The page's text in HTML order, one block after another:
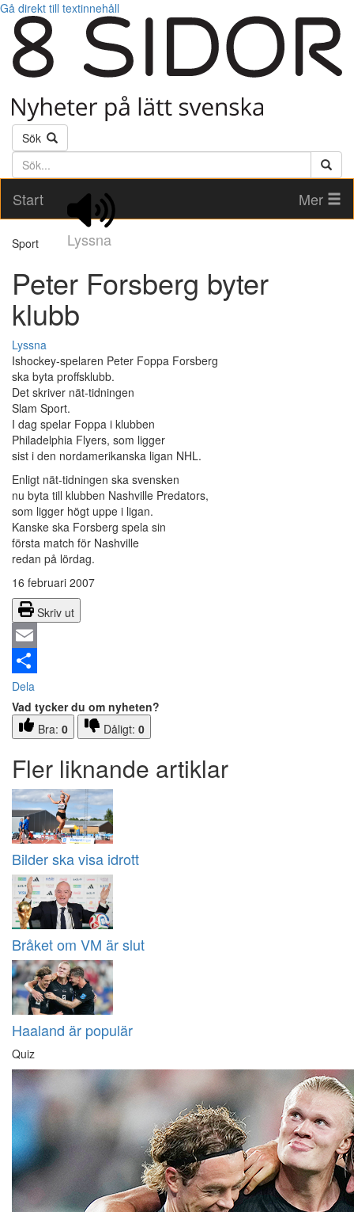
Gå direkt till textinnehåll
Sök
Söktext
Start
Lyssna
Mer
Sport
Peter Forsberg byter
klubb
Lyssna
Ishockey-spelaren Peter Foppa Forsberg
ska byta proffsklubb.
Det skriver nät-tidningen
Slam Sport.
I dag spelar Foppa i klubben
Philadelphia Flyers, som ligger
sist i den nordamerikanska ligan NHL.
Enligt nät-tidningen ska svensken
nu byta till klubben Nashville Predators,
som ligger högt uppe i ligan.
Kanske ska Forsberg spela sin
första match för Nashville
redan på lördag.
16 februari 2007
Skriv ut
Email
Dela
Vad tycker du om nyheten?
Bra: 0 Dåligt: 0
Fler liknande artiklar
Bilder ska visa idrott
Bråket om VM är slut
Haaland är populär
Quiz